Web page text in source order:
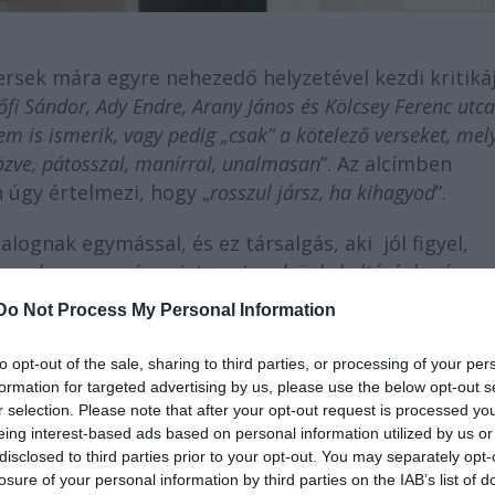
Not Process My Personal Information
opt-out of the sale, sharing to third parties, or processing of your
for targeted advertising by us, please use the below opt-out
selection. Please note that after your opt-out request is processed
interest-based ads based on personal information utilized by us
to third parties prior to your opt-out. You may separately
of your personal information by third parties on the IAB’s list of
mára egyre nehezedő helyzetével kezdi
Sándor, Ady Endre, Arany János és Kölcsey Ferenc
is ismerik, vagy pedig „csak” a kötelező verseket,
pátosszal, manírral, unalmasan”. Az alcímben
értelmezi, hogy „rosszul jársz, ha kihagyod”.
egymással, és ez társalgás, aki jól figyel,
nem más, mint a mi nyelvünk, kultúránk,
és hazánk. Ezek nélkül a versek nélkül nem
mellett megemlíti, hogy ebben az esetben
hogy néhány színészt Kákonyi Árpád - hangszert